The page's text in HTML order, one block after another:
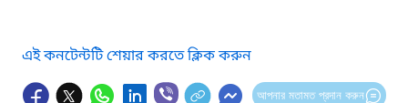
এই কনটেন্টটি শেয়ার করতে ক্লিক করুন
আপনার মতামত প্রদান করুন